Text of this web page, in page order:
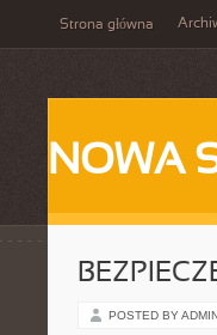
Strona główna
NOWA
POSTED BY